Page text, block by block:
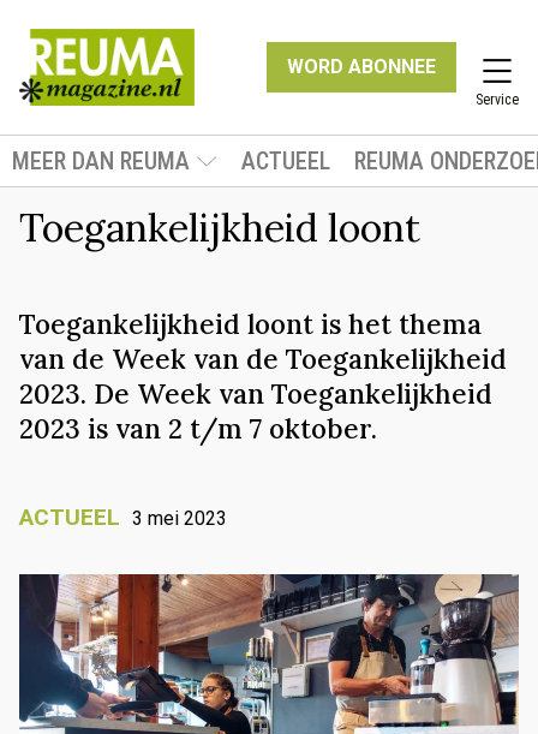
WORD ABONNEE
Service
MEER DAN REUMA ACTUEEL REUMA
Toegankelijkheid loont
Toegankelijkheid loont is het thema
van de Week van de Toegankelijkheid
2023. De Week van Toegankelijkheid
2023 is van 2 t/m 7 oktober.
ACTUEEL 3 mei 2023